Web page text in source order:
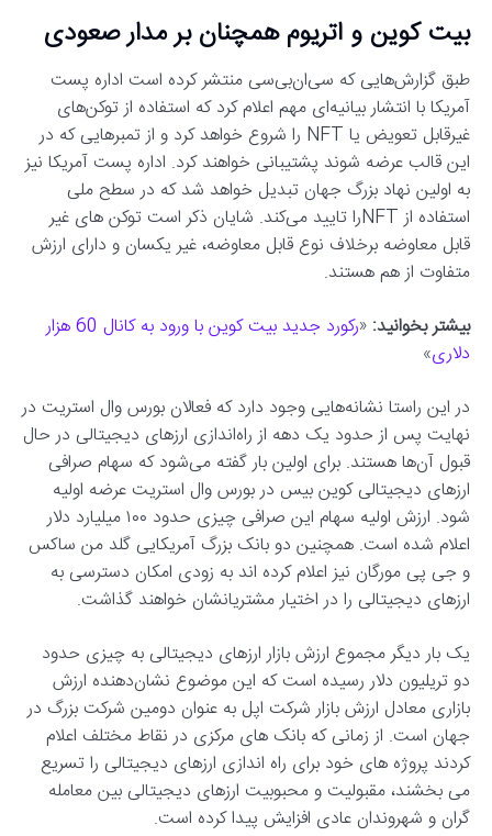
بیت کوین و اتریوم همچنان بر مدار صعودی
طبق گزارش‌هایی که سی‌ان‌بی‌سی منتشر کرده است اداره پست
آمریکا با انتشار بیانیه‌ای مهم اعلام کرد که استفاده از توکن‌های
غیرقابل تعویض یا NFT را شروع خواهد کرد و از تمبرهایی که در
این قالب عرضه شوند پشتیبانی خواهند کرد. اداره پست آمریکا نیز
به اولین نهاد بزرگ جهان تبدیل خواهد شد که در سطح ملی
استفاده از NFTرا تایید می‌کند. شایان ذکر است توکن های غیر
قابل معاوضه برخلاف نوع قابل معاوضه، غیر یکسان و دارای ارزش
متفاوت از هم هستند.
بیشتر بخوانید: «
رکورد جدید بیت کوین با ورود به کانال 60 هزار
دلاری»
در این راستا نشانه‌هایی وجود دارد که فعالان بورس وال استریت در
نهایت پس از حدود یک دهه از راه‌اندازی ارزهای دیجیتالی در حال
قبول آن‌ها هستند. برای اولین بار گفته می‌شود که سهام صرافی
ارزهای دیجیتالی کوین بیس در بورس وال استریت عرضه اولیه
شود. ارزش اولیه سهام این صرافی چیزی حدود ۱۰۰ میلیارد دلار
اعلام شده است. همچنین دو بانک بزرگ آمریکایی گلد من ساکس
و جی پی مورگان نیز اعلام کرده اند به زودی امکان دسترسی به
ارزهای دیجیتالی را در اختیار مشتریانشان خواهند گذاشت.
یک بار دیگر مجموع ارزش بازار ارزهای دیجیتالی به چیزی حدود
دو تریلیون دلار رسیده است که این موضوع نشان‌دهنده ارزش
بازاری معادل ارزش بازار شرکت اپل به عنوان دومین شرکت بزرگ در
جهان است. از زمانی که بانک های مرکزی در نقاط مختلف اعلام
کردند پروژه های خود برای راه اندازی ارزهای دیجیتالی را تسریع
می بخشند، مقبولیت و محبوبیت ارزهای دیجیتالی بین معامله
گران و شهروندان عادی افزایش پیدا کرده است.